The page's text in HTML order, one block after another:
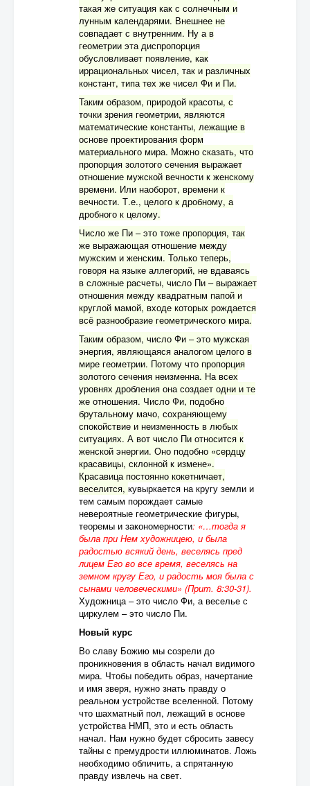
такая же ситуация как с солнечным и
лунным календарями. Внешнее не
совпадает с внутренним. Ну а в
геометрии эта диспропорция
обусловливает появление, как
иррациональных чисел, так и различных
констант, типа тех же чисел Фи и Пи.
Таким образом, природой красоты, с
точки зрения геометрии, являются
математические константы, лежащие в
основе проектирования форм
материального мира. Можно сказать, что
пропорция золотого сечения выражает
отношение мужской вечности к женскому
времени. Или наоборот, времени к
вечности. Т.е., целого к дробному, а
дробного к целому.
Число же Пи – это тоже пропорция, так
же выражающая отношение между
мужским и женским. Только теперь,
говоря на языке аллегорий, не вдаваясь
в сложные расчеты, число Пи – выражает
отношения между квадратным папой и
круглой мамой, входе которых рождается
всё разнообразие геометрического мира.
Таким образом, число Фи – это мужская
энергия, являющаяся аналогом целого в
мире геометрии. Потому что пропорция
золотого сечения неизменна. На всех
уровнях дробления она создает одни и те
же отношения. Число Фи, подобно
брутальному мачо, сохраняющему
спокойствие и неизменность в любых
ситуациях. А вот число Пи относится к
женской энергии. Оно подобно «сердцу
красавицы, склонной к измене».
Красавица постоянно кокетничает,
веселится, кувыркается на кругу земли и
тем самым порождает самые
невероятные геометрические фигуры,
теоремы и закономерности: «…тогда я
была при Нем художницею, и была
радостью всякий день, веселясь пред
лицем Его во все время, веселясь на
земном кругу Его, и радость моя была с
сынами человеческими» (Прит. 8:30-31).
Художница – это число Фи, а веселье с
циркулем – это число Пи.
Новый курс
Во славу Божию мы созрели до
проникновения в область начал видимого
мира. Чтобы победить образ, начертание
и имя зверя, нужно знать правду о
реальном устройстве вселенной. Потому
что шахматный пол, лежащий в основе
устройства НМП, это и есть область
начал. Нам нужно будет сбросить завесу
тайны с премудрости иллюминатов. Ложь
необходимо обличить, а спрятанную
правду извлечь на свет.